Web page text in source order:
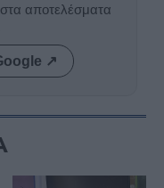
αποτελέσματα
↗